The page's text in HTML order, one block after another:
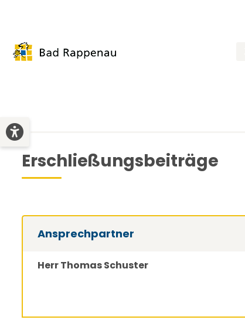
Erschließungsbeiträge
Ansprechpartner
Herr Thomas Schuster